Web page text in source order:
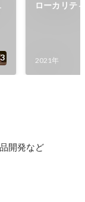
ローカリテ
2021年
開発など